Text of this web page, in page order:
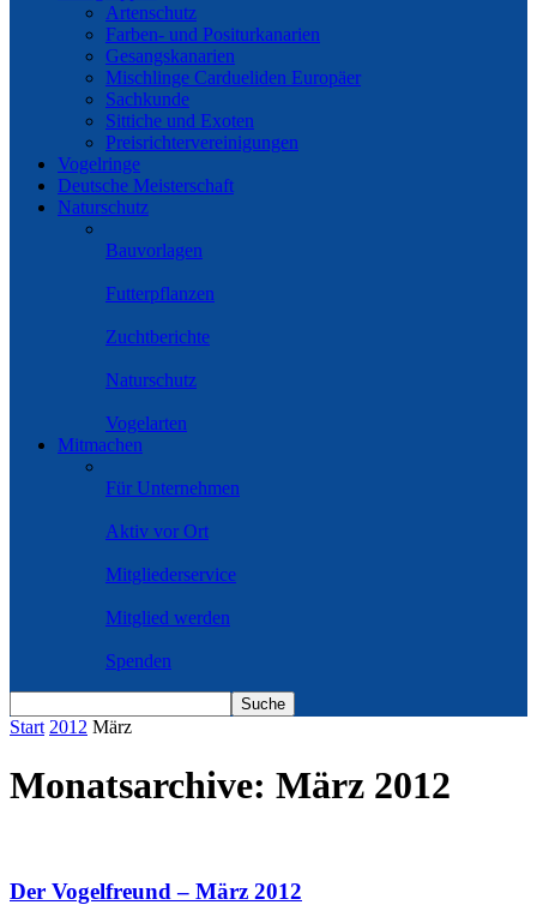
Artenschutz
Farben- und Positurkanarien
Gesangskanarien
Mischlinge Cardueliden Europäer
Sachkunde
Sittiche und Exoten
Preisrichtervereinigungen
Vogelringe
Deutsche Meisterschaft
Naturschutz
Bauvorlagen
Futterpflanzen
Zuchtberichte
Naturschutz
Vogelarten
Mitmachen
Für Unternehmen
Aktiv vor Ort
Mitgliederservice
Mitglied werden
Spenden
Start 2012 März
Monatsarchive: März 2012
Der Vogelfreund – März 2012